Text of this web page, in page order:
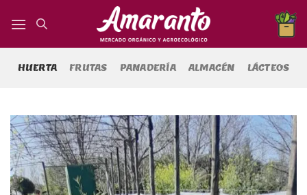
HUERTA FRUTAS PANADERÍA ALMACÉN LÁCTEOS